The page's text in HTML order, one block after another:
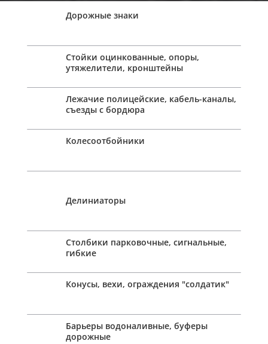
Дорожные знаки
Стойки оцинкованные, опоры,
утяжелители, кронштейны
Лежачие полицейские, кабель-каналы,
съезды с бордюра
Колесоотбойники
Делиниаторы
Столбики парковочные, сигнальные,
гибкие
Конусы, вехи, ограждения "солдатик"
Барьеры водоналивные, буферы
дорожные